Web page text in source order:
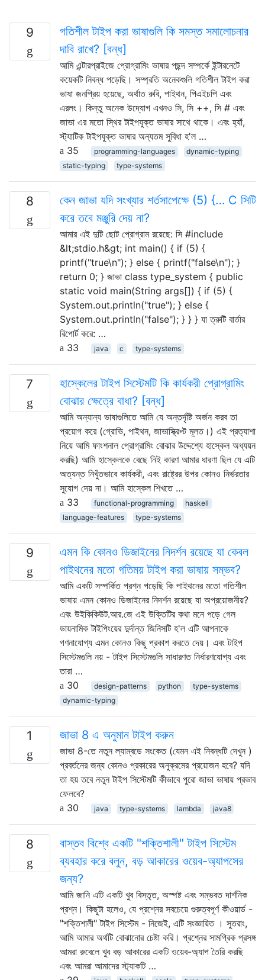
9
গতিশীল টাইপ করা ভাষাগুলি কি সমস্ত সমালোচনার
দাবি রাখে? [বন্ধ]
আমি এন্টারপ্রাইজে প্রোগ্রামিং ভাষার পছন্দ সম্পর্কে ইন্টারনেটে
কয়েকটি নিবন্ধ পড়েছি। সম্প্রতি অনেকগুলি গতিশীল টাইপ করা
ভাষা জনপ্রিয় হয়েছে, অর্থাত রুবি, পাইথন, পিএইচপি এবং
এরলং। কিন্তু অনেক উদ্যোগ এখনও সি, সি ++, সি # এবং
জাভা এর মতো স্থির টাইপযুক্ত ভাষার সাথে থাকে। এবং হ্যাঁ,
স্ট্যাটিক টাইপযুক্ত ভাষার অন্যতম সুবিধা হ'ল …
35
programming-languages
dynamic-typing
static-typing
type-systems
8
কেন জাভা যদি সংখ্যার শর্তসাপেক্ষে (5) {… C সিটি
করে তবে মঞ্জুরি দেয় না?
আমার এই দুটি ছোট প্রোগ্রাম রয়েছে: সি #include
&lt;stdio.h&gt; int main() { if (5) {
printf("true\n"); } else { printf("false\n"); }
return 0; } জাভা class type_system { public
static void main(String args[]) { if (5) {
System.out.println("true"); } else {
System.out.println("false"); } } } যা ত্রুটি বার্তার
রিপোর্ট করে: …
33
java c type-systems
7
হাস্কেলের টাইপ সিস্টেমটি কি কার্যকরী প্রোগ্রামিং
বোঝার ক্ষেত্রে বাধা? [বন্ধ]
আমি অন্যান্য ভাষাগুলিতে আমি যে অন্তর্দৃষ্টি অর্জন করব তা
প্রয়োগ করে (গ্রোভি, পাইথন, জাভাস্ক্রিপ্ট মূলত।) এই প্রত্যাশা
নিয়ে আমি ফাংশনাল প্রোগ্রামিং বোঝার উদ্দেশ্যে হাস্কেল অধ্যয়ন
করছি) আমি হাস্কেলকে বেছে নিই কারণ আমার ধারণা ছিল যে এটি
অত্যন্ত নিখুঁতভাবে কার্যকরী, এবং রাষ্ট্রের উপর কোনও নির্ভরতার
সুযোগ দেয় না। আমি হাস্কেল শিখতে …
33
functional-programming
haskell
language-features
type-systems
9
এমন কি কোনও ডিজাইনের নিদর্শন রয়েছে যা কেবল
পাইথনের মতো গতিময় টাইপ করা ভাষায় সম্ভব?
আমি একটি সম্পর্কিত প্রশ্ন পড়েছি কি পাইথনের মতো গতিশীল
ভাষায় এমন কোনও ডিজাইনের নিদর্শন রয়েছে যা অপ্রয়োজনীয়?
এবং উইকিকিউট.আর.জে এই উক্তিটির কথা মনে পড়ে গেল
ডায়নামিক টাইপিংয়ের দুর্দান্ত জিনিসটি হ'ল এটি আপনাকে
গণনাযোগ্য এমন কোনও কিছু প্রকাশ করতে দেয়। এবং টাইপ
সিস্টেমগুলি নয় - টাইপ সিস্টেমগুলি সাধারণত নির্ধারণযোগ্য এবং
তারা …
30
design-patterns python
type-systems
dynamic-typing
1 জাভা 8 এ অনুমান টাইপ করুন
জাভা 8-তে নতুন ল্যাম্বডে সংকেত (যেমন এই নিবন্ধটি দেখুন )
প্রবর্তনের জন্য কোনও প্রকারের অনুক্রমের প্রয়োজন হবে? যদি
তা হয় তবে নতুন টাইপ সিস্টেমটি কীভাবে পুরো জাভা ভাষায় প্রভাব
ফেলবে?
30
java type-systems lambda java8
8
বাস্তব বিশ্বে একটি "শক্তিশালী" টাইপ সিস্টেম
ব্যবহার করে বলুন, বড় আকারের ওয়েব-অ্যাপসের
জন্য?
আমি জানি এটি একটি খুব বিস্তৃত, অস্পষ্ট এবং সম্ভবত দার্শনিক
প্রশ্ন। কিছুটা হলেও, যে প্রশ্নের সবচেয়ে গুরুত্বপূর্ণ কীওয়ার্ড -
"শক্তিশালী" টাইপ সিস্টেম - নিজেই, এটি সংজ্ঞায়িত । সুতরাং,
আমি আমার অর্থটি বোঝানোর চেষ্টা করি। প্রশ্নের সামগ্রিক প্রসঙ্গ
আমরা রুবেলে খুব বড় আকারের একটি ওয়েব-অ্যাপ তৈরি করছি
এবং আমরা আমাদের স্ট্যাকটি …